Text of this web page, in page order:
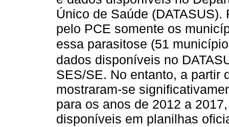
Único de Saúde
pelo PCE somente os
essa parasitose (51
dados disponíveis no
SES/SE. No entanto, a partir
mostraram-se
para os anos de 2012 a
disponíveis em planilhas